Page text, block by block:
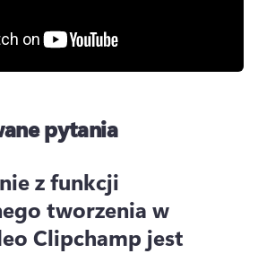
pytania
z funkcji
tworzenia w
Clipchamp jest